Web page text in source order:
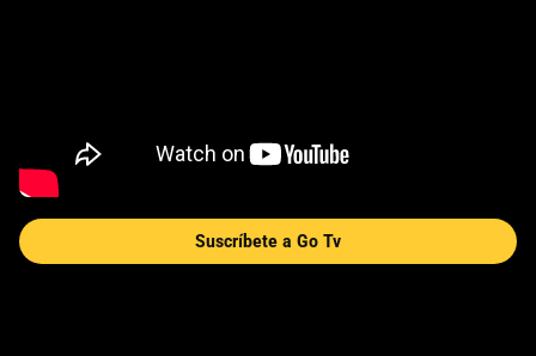
Suscríbete a Go Tv